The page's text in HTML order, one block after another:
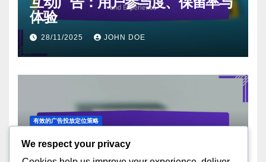
体验
28/11/2025 JOHN DOE
有效的广告投放定位策略
移动展示广告：优化、用户体验与
参与度
We respect your privacy